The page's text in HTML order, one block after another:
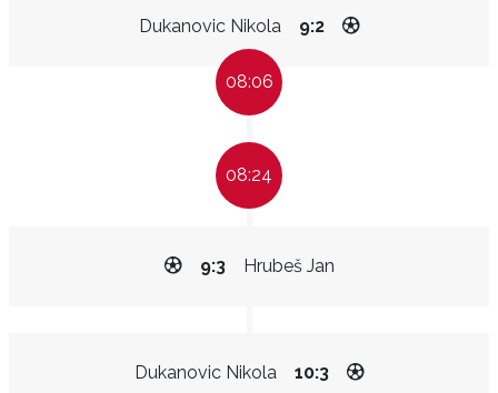
Dukanovic Nikola 9:2
08:06
08:24
Hrubeš Jan
9:3
Dukanovic Nikola 10:3